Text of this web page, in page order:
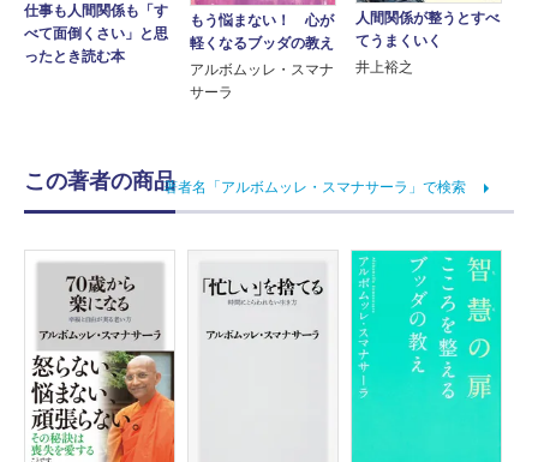
仕事も人間関係も「す
べて面倒くさい」と思
ったとき読む本
もう悩まない！ 心が
軽くなるブッダの教え
アルボムッレ・スマナ
サーラ
人間関係が整うとすべ
てうまくいく
井上裕之
この著者の商品著者名「アルボムッレ・スマナサーラ」で検索